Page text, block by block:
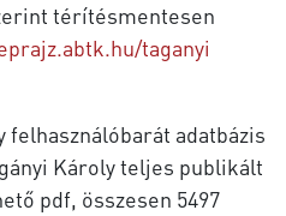
térítésmentesen
taganyi
felhasználóbarát adatbázis
Károly teljes publikált
pdf, összesen 5497